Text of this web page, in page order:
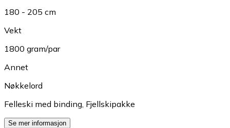
180 - 205 cm
Vekt
1800 gram/par
Annet
Nøkkelord
Felleski med binding, Fjellskipakke
Se mer informasjon